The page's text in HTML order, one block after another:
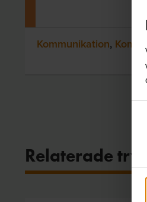
Kommunikation,
Relaterade